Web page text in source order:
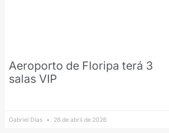
Aeroporto de Floripa terá 3
salas VIP
Gabriel Dias 26 de abril de 2026